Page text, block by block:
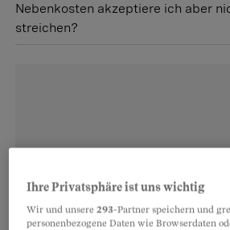
Nebenkosten akzeptiere ich aber
streichen?
Ihre Privatsphäre ist uns wichtig
Wir und unsere293-Partner speichern und
personenbezogene Daten wie Browserdaten